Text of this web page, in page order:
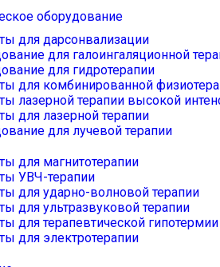
оборудование
для дарсонвализации
для галоингаляционной
для гидротерапии
для комбинированной
лазерной терапии высокой
для лазерной терапии
для лучевой терапии
для магнитотерапии
УВЧ-терапии
для ударно-волновой терапии
для ультразвуковой терапии
для терапевтической
для электротерапии